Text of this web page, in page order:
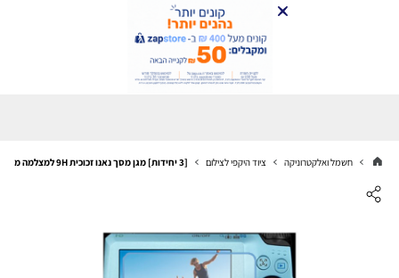
חשמל ואלקטרוניקה ציוד היקפי לצילום [3 יחידות] מגן מסך נאנו זכוכית 9H למצלמה מדגם : Canon PowerShot A3200 IS מותג : סקרין מובייל